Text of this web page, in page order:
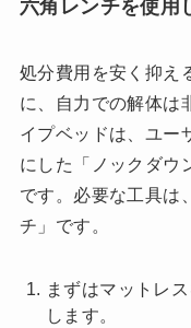
六角レンチを使用
処分費用を安く抑え
に、自力での解体は
イプベッドは、ユー
にした「ノックダウ
です。必要な工具は
チ」です。
まずはマットレ
します。